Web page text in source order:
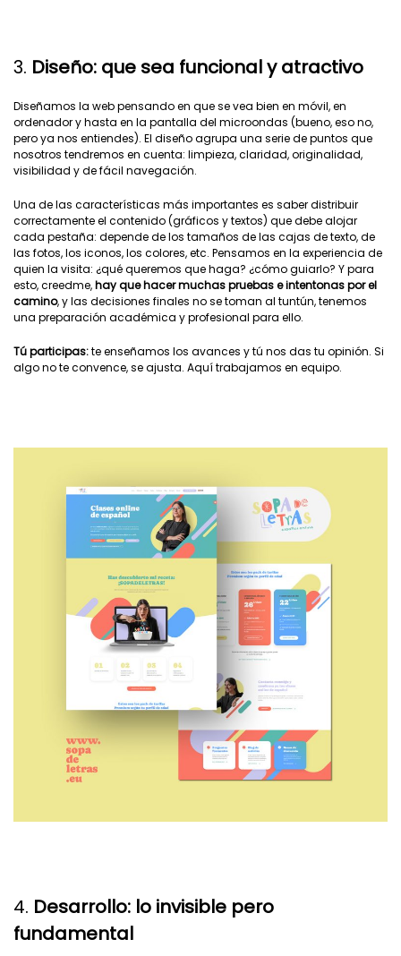
3. Diseño: que sea funcional y atractivo
Diseñamos la web pensando en que se vea bien en móvil, en
ordenador y hasta en la pantalla del microondas (bueno, eso no,
pero ya nos entiendes). El diseño agrupa una serie de puntos que
nosotros tendremos en cuenta: limpieza, claridad, originalidad,
visibilidad y de fácil navegación.
Una de las características más importantes es saber distribuir
correctamente el contenido (gráficos y textos) que debe alojar
cada pestaña: depende de los tamaños de las cajas de texto, de
las fotos, los iconos, los colores, etc. Pensamos en la experiencia de
quien la visita: ¿qué queremos que haga? ¿cómo guiarlo? Y para
esto, creedme,hay que hacer muchas pruebas e intentonas por el
camino, y las decisiones finales no se toman al tuntún, tenemos
una preparación académica y profesional para ello.
Tú participas:te enseñamos los avances y tú nos das tu opinión. Si
algo no te convence, se ajusta. Aquí trabajamos en equipo.
4. Desarrollo: lo invisible pero
fundamental